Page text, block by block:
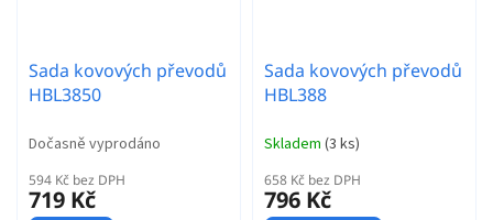
Sada kovových převodů
HBL3850
Dočasně vyprodáno
594 Kč bez DPH
719 Kč
Sada kovových převodů
HBL388
Skladem (3 ks)
658 Kč bez DPH
796 Kč